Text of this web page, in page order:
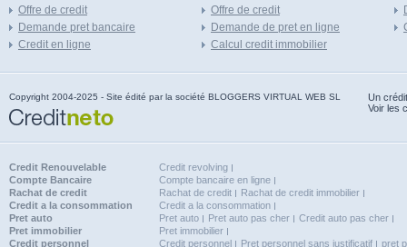
Offre de credit
Demande pret bancaire
Credit en ligne
Offre de credit
Demande de pret en ligne
Calcul credit immobilier
Copyright 2004-2025 - Site édité par la société BLOGGERS VIRTUAL WEB SL
Un
Voir les
Credit Renouvelable
Credit revolving
Compte Bancaire
Compte bancaire en ligne
Rachat de credit
Rachat de credit
Rachat de credit immobilier
Credit a la consommation
Credit a la consommation
Pret auto
Pret auto Pret auto pas cher
Credit auto pas cher
Pret immobilier
Pret immobilier
Credit personnel
Credit personnel Pret personnel sans justificatif pret